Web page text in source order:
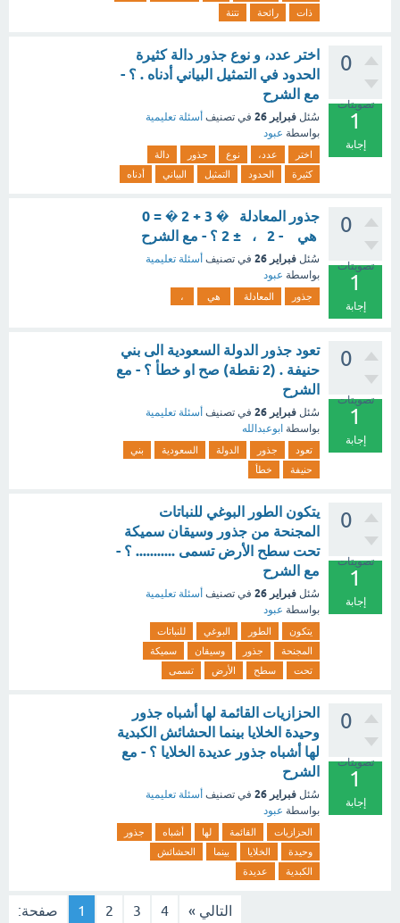
ذات
رائحة نتنة
0
تصويتات
1
إجابة
اختر عدد، و نوع جذور دالة كثيرة
الحدود في التمثيل البياني أدناه . ؟ -
مع الشرح
سُئل فبراير 26 في تصنيف أسئلة تعليمية
بواسطة عبود
اختر عدد، نوع جذور
دالة
كثيرة
الحدود التمثيل البياني أدناه
0
تصويتات
1
إجابة
هي - 2 ، ± 2 ؟ - مع الشرح
سُئل فبراير 26 في تصنيف أسئلة تعليمية
بواسطة عبود
جذور المعادلة هي ،
0
تصويتات
1
إجابة
تعود جذور الدولة السعودية الى بني
حنيفة . (2 نقطة) صح او خطأ ؟ - مع
الشرح
سُئل فبراير 26 في تصنيف أسئلة تعليمية
بواسطة ابوعبدالله
تعود جذور الدولة السعودية
بني
حنيفة
خطأ
0
تصويتات
1
إجابة
يتكون الطور البوغي للنباتات
المجنحة من جذور وسيقان سميكة
تحت سطح الأرض تسمى ........... ؟ -
مع الشرح
سُئل فبراير 26 في تصنيف أسئلة تعليمية
بواسطة عبود
يتكون الطور البوغي
للنباتات
المجنحة
جذور وسيقان
سميكة
تحت
سطح الأرض تسمى
0
تصويتات
1
إجابة
الحزازيات القائمة لها أشباه جذور
وحيدة الخلايا بينما الحشائش الكبدية
لها أشباه جذور عديدة الخلايا ؟ - مع
الشرح
سُئل فبراير 26 في تصنيف أسئلة تعليمية
بواسطة عبود
الحزازيات القائمة لها أشباه
جذور
وحيدة
الخلايا بينما
الحشائش
الكبدية
عديدة
صفحة: 1 2 3 4 التالي »